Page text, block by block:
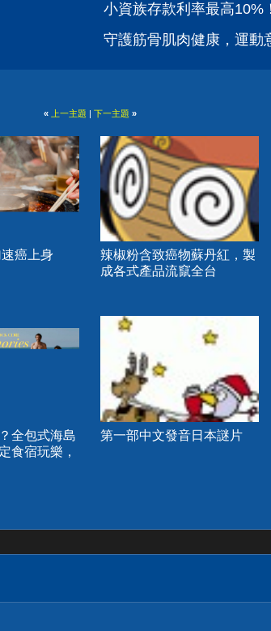
小資族存款利率最高10%
守護筋骨肌肉健康，運動
« 上一主題 | 下一主題 »
癌上身
辣椒粉含致癌物蘇丹紅，製
成各式產品流竄全台
全包式海島
食宿玩樂，
第一部中文發音日本謎片